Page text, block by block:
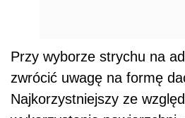
Przy wyborze strychu na
zwrócić uwagę na formę
Najkorzystniejszy ze